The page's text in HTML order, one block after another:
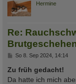
Hermine
Re:
B
i
t
r
So 8. Sep 2024, 14:14
Zu früh gedacht!
Da hatte ich mich